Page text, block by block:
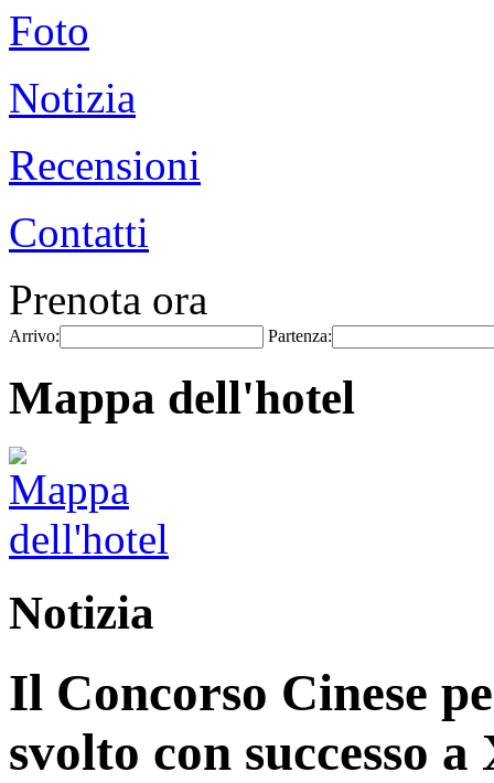
Foto
Notizia
Recensioni
Contatti
Prenota ora
Arrivo: Partenza:
Mappa dell'hotel
Notizia
Il Concorso Cinese
svolto con successo